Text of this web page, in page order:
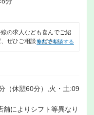
の求人なども喜んでご紹
ぜひご相談ください。
無料で相談する
（休憩60分）,火・土:09
によりシフト等異なり